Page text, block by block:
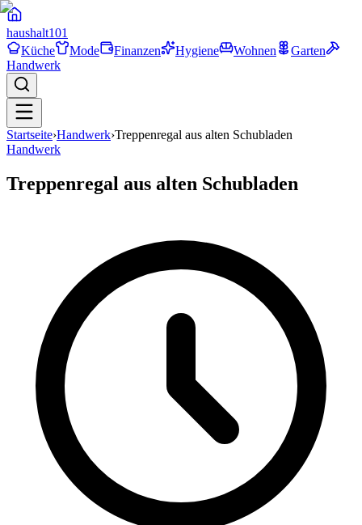
haushalt101
Küche
Mode Finanzen Hygiene Wohnen
Garten
Handwerk
Startseite›Handwerk›Treppenregal aus alten Schubladen
Handwerk
Treppenregal aus alten Schubladen